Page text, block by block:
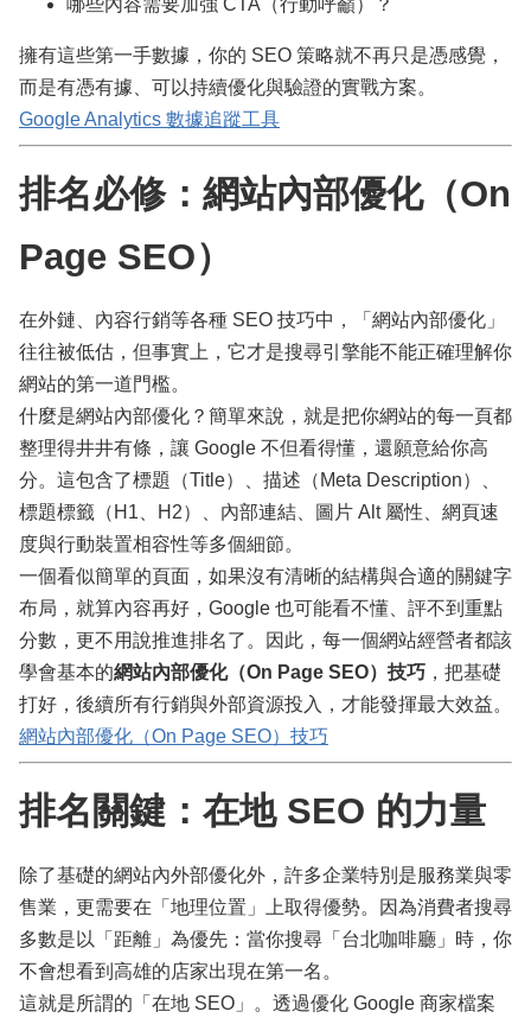
擁有這些第一手數據，你的 SEO 策略就不再只是憑感覺，
而是有憑有據、可以持續優化與驗證的實戰方案。
Google Analytics 數據追蹤工具
排名必修：網站內部優化（On
Page SEO）
在外鏈、內容行銷等各種 SEO 技巧中，「網站內部優化」
往往被低估，但事實上，它才是搜尋引擎能不能正確理解你
網站的第一道門檻。
什麼是網站內部優化？簡單來說，就是把你網站的每一頁都
整理得井井有條，讓 Google 不但看得懂，還願意給你高
分。這包含了標題（Title）、描述（Meta Description）、
標題標籤（H1、H2）、內部連結、圖片 Alt 屬性、網頁速
度與行動裝置相容性等多個細節。
一個看似簡單的頁面，如果沒有清晰的結構與合適的關鍵字
布局，就算內容再好，Google 也可能看不懂、評不到重點
分數，更不用說推進排名了。因此，每一個網站經營者都該
學會基本的網站內部優化（On Page SEO）技巧 ，把基礎
打好，後續所有行銷與外部資源投入，才能發揮最大效益。
網站內部優化（On Page SEO）技巧
排名關鍵：在地 SEO 的力量
除了基礎的網站內外部優化外，許多企業特別是服務業與零
售業，更需要在「地理位置」上取得優勢。因為消費者搜尋
多數是以「距離」為優先：當你搜尋「台北咖啡廳」時，你
不會想看到高雄的店家出現在第一名。
這就是所謂的「在地 SEO」。透過優化 Google 商家檔案